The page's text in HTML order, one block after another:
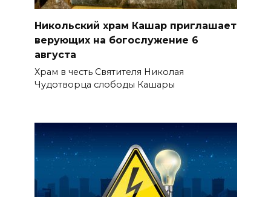
Никольский храм Кашар приглашает
верующих на богослужение 6
августа
Храм в честь Святителя Николая
Чудотворца слободы Кашары